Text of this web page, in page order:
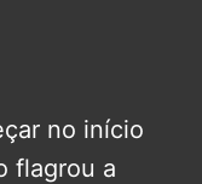
no início
flagrou a